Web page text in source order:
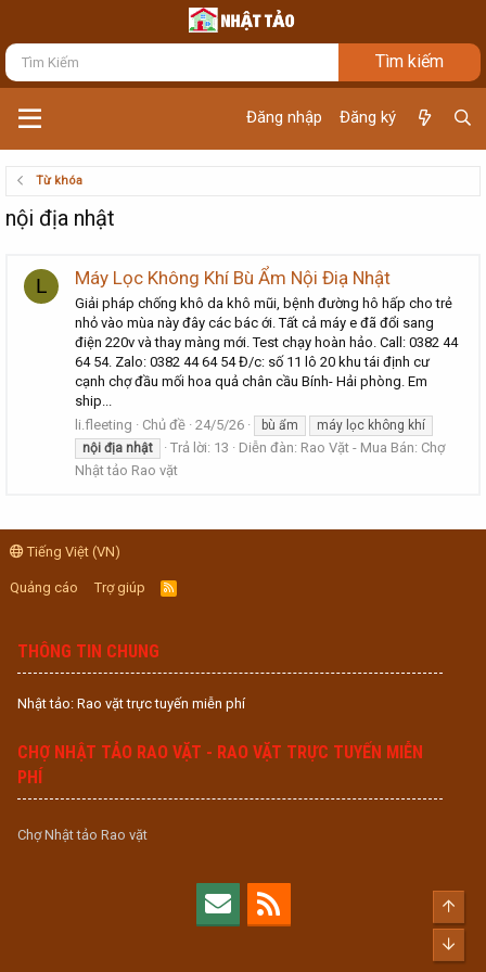
Đăng nhập Đăng ký
Từ khóa
nội địa nhật
L Máy Lọc Không Khí Bù Ẩm Nội Điạ Nhật
Giải pháp chống khô da khô mũi, bệnh đường hô hấp cho trẻ
nhỏ vào mùa này đây các bác ới. Tất cả máy e đã đổi sang
điện 220v và thay màng mới. Test chạy hoàn hảo. Call: 0382 44
64 54. Zalo: 0382 44 64 54 Đ/c: số 11 lô 20 khu tái định cư
cạnh chợ đầu mối hoa quả chân cầu Bính- Hải phòng. Em
ship...
li.fleeting
Chủ đề 24/5/26 bù ẩm
máy lọc không khí
nội địa nhật Trả lời: 13 Diễn đàn: Rao Vặt - Mua Bán: Chợ
Nhật tảo Rao vặt
Tiếng Việt (VN)
Quảng cáo Trợ giúp
R
S
THÔNG TIN CHUNG
Nhật tảo: Rao vặt trực tuyến miễn phí
CHỢ NHẬT TẢO RAO VẶT - RAO VẶT TRỰC TUYẾN MIỄN
PHÍ
Chợ Nhật tảo Rao vặt
Top